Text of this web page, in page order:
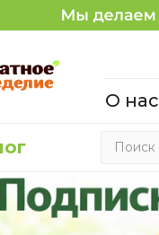
О нас